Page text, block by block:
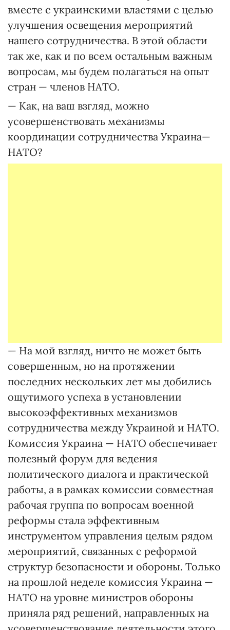
вместе с украинскими властями с целью
улучшения освещения мероприятий
нашего сотрудничества. В этой области
так же, как и по всем остальным важным
вопросам, мы будем полагаться на опыт
стран — членов НАТО.
— Как, на ваш взгляд, можно
усовершенствовать механизмы
координации сотрудничества Украина—
НАТО?
— На мой взгляд, ничто не может быть
совершенным, но на протяжении
последних нескольких лет мы добились
ощутимого успеха в установлении
высокоэффективных механизмов
сотрудничества между Украиной и НАТО.
Комиссия Украина — НАТО обеспечивает
полезный форум для ведения
политического диалога и практической
работы, а в рамках комиссии совместная
рабочая группа по вопросам военной
реформы стала эффективным
инструментом управления целым рядом
мероприятий, связанных с реформой
структур безопасности и обороны. Только
на прошлой неделе комиссия Украина —
НАТО на уровне министров обороны
приняла ряд решений, направленных на